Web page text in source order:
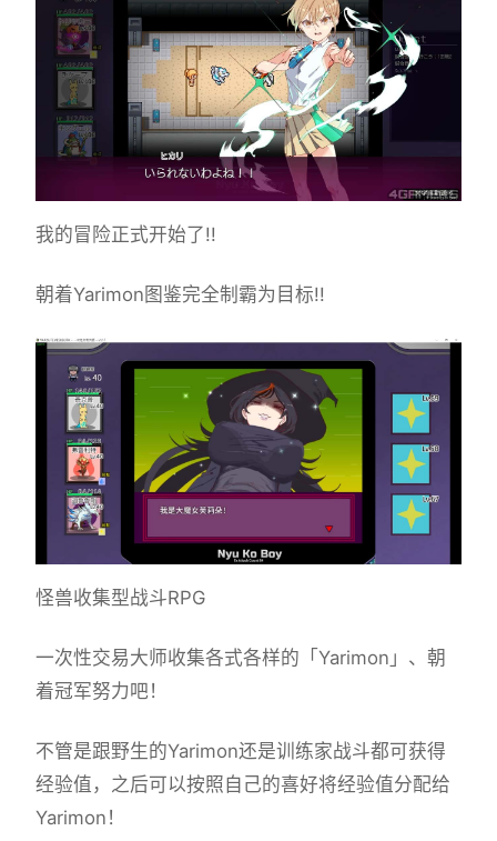
我的冒险正式开始了!!
朝着Yarimon图鉴完全制霸为目标!!
怪兽收集型战斗RPG
一次性交易大师收集各式各样的「Yarimon」、朝
着冠军努力吧！
不管是跟野生的Yarimon还是训练家战斗都可获得
经验值，之后可以按照自己的喜好将经验值分配给
Yarimon！